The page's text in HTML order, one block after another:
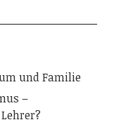
und Familie
–